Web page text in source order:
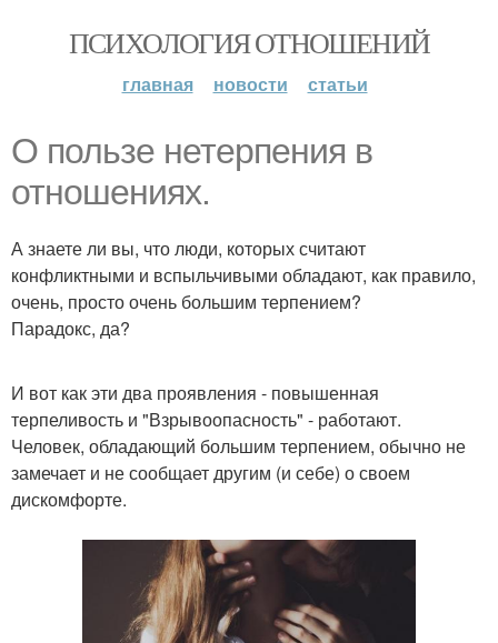
ПСИХОЛОГИЯ ОТНОШЕНИЙ
главная новости статьи
О пользе нетерпения в
отношениях.
А знаете ли вы, что люди, которых считают
конфликтными и вспыльчивыми обладают, как правило,
очень, просто очень большим терпением?
Парадокс, да?
И вот как эти два проявления - повышенная
терпеливость и "Взрывоопасность" - работают.
Человек, обладающий большим терпением, обычно не
замечает и не сообщает другим (и себе) о своем
дискомфорте.